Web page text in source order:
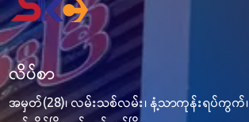
လိပ်စာ
အမှတ်(28)၊ လမ်းသစ်လမ်း၊ နံ့သာကုန်းရပ်ကွက်၊